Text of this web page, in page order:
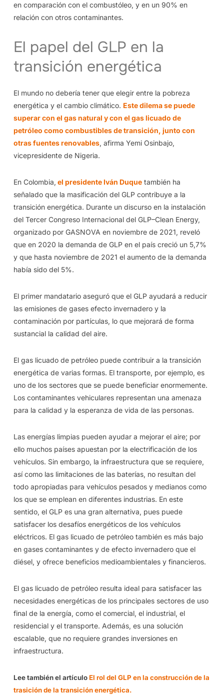
en comparación con el combustóleo, y en un 90% en
relación con otros contaminantes.
El papel del GLP en la
transición energética
El mundo no debería tener que elegir entre la pobreza
energética y el cambio climático. Este dilema se puede
superar con el gas natural y con el gas licuado de
petróleo como combustibles de transición, junto con
otras fuentes renovables, afirma Yemi Osinbajo,
vicepresidente de Nigeria.
En Colombia, el presidente Iván Duque también ha
señalado que la masificación del GLP contribuye a la
transición energética. Durante un discurso en la instalación
del Tercer Congreso Internacional del GLP–Clean Energy,
organizado por GASNOVA en noviembre de 2021, reveló
que en 2020 la demanda de GLP en el país creció un 5,7%
y que hasta noviembre de 2021 el aumento de la demanda
había sido del 5%.
El primer mandatario aseguró que el GLP ayudará a reducir
las emisiones de gases efecto invernadero y la
contaminación por partículas, lo que mejorará de forma
sustancial la calidad del aire.
El gas licuado de petróleo puede contribuir a la transición
energética de varias formas. El transporte, por ejemplo, es
uno de los sectores que se puede beneficiar enormemente.
Los contaminantes vehiculares representan una amenaza
para la calidad y la esperanza de vida de las personas.
Las energías limpias pueden ayudar a mejorar el aire; por
ello muchos países apuestan por la electrificación de los
vehículos. Sin embargo, la infraestructura que se requiere,
así como las limitaciones de las baterías, no resultan del
todo apropiadas para vehículos pesados y medianos como
los que se emplean en diferentes industrias. En este
sentido, el GLP es una gran alternativa, pues puede
satisfacer los desafíos energéticos de los vehículos
eléctricos. El gas licuado de petróleo también es más bajo
en gases contaminantes y de efecto invernadero que el
diésel, y ofrece beneficios medioambientales y financieros.
El gas licuado de petróleo resulta ideal para satisfacer las
necesidades energéticas de los principales sectores de uso
final de la energía, como el comercial, el industrial, el
residencial y el transporte. Además, es una solución
escalable, que no requiere grandes inversiones en
infraestructura.
Lee también el artículoEl rol del GLP en la construcción de la
trasición de la transición energética.